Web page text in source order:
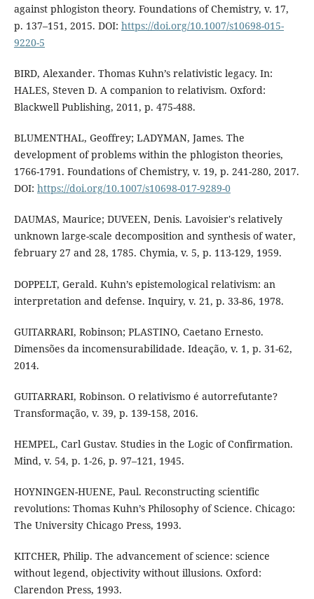
against phlogiston theory. Foundations of Chemistry, v. 17,
p. 137–151, 2015. DOI: https://doi.org/10.1007/s10698-015-
9220-5
BIRD, Alexander. Thomas Kuhn’s relativistic legacy. In:
HALES, Steven D. A companion to relativism. Oxford:
Blackwell Publishing, 2011, p. 475-488.
BLUMENTHAL, Geoffrey; LADYMAN, James. The
development of problems within the phlogiston theories,
1766-1791. Foundations of Chemistry, v. 19, p. 241-280, 2017.
DOI: https://doi.org/10.1007/s10698-017-9289-0
DAUMAS, Maurice; DUVEEN, Denis. Lavoisier's relatively
unknown large-scale decomposition and synthesis of water,
february 27 and 28, 1785. Chymia, v. 5, p. 113-129, 1959.
DOPPELT, Gerald. Kuhn’s epistemological relativism: an
interpretation and defense. Inquiry, v. 21, p. 33-86, 1978.
GUITARRARI, Robinson; PLASTINO, Caetano Ernesto.
Dimensões da incomensurabilidade. Ideação, v. 1, p. 31-62,
2014.
GUITARRARI, Robinson. O relativismo é autorrefutante?
Transformação, v. 39, p. 139-158, 2016.
HEMPEL, Carl Gustav. Studies in the Logic of Confirmation.
Mind, v. 54, p. 1-26, p. 97–121, 1945.
HOYNINGEN-HUENE, Paul. Reconstructing scientific
revolutions: Thomas Kuhn’s Philosophy of Science. Chicago:
The University Chicago Press, 1993.
KITCHER, Philip. The advancement of science: science
without legend, objectivity without illusions. Oxford:
Clarendon Press, 1993.